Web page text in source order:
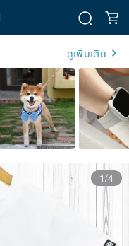
ดูเพิ่มเติม
1/4